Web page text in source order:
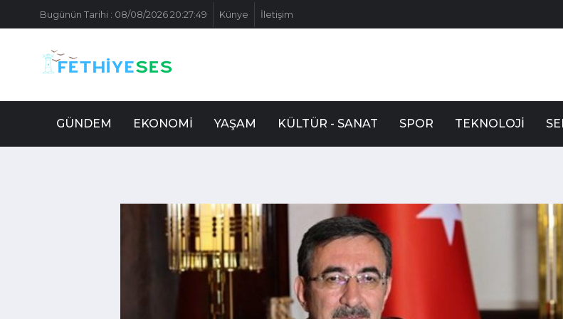
Bugünün Tarihi : 08/08/2026 20:27:49 Künye İletişim
GÜNDEM EKONOMI YAŞAM KÜLTÜR - SANAT SPOR TEKNOLOJI